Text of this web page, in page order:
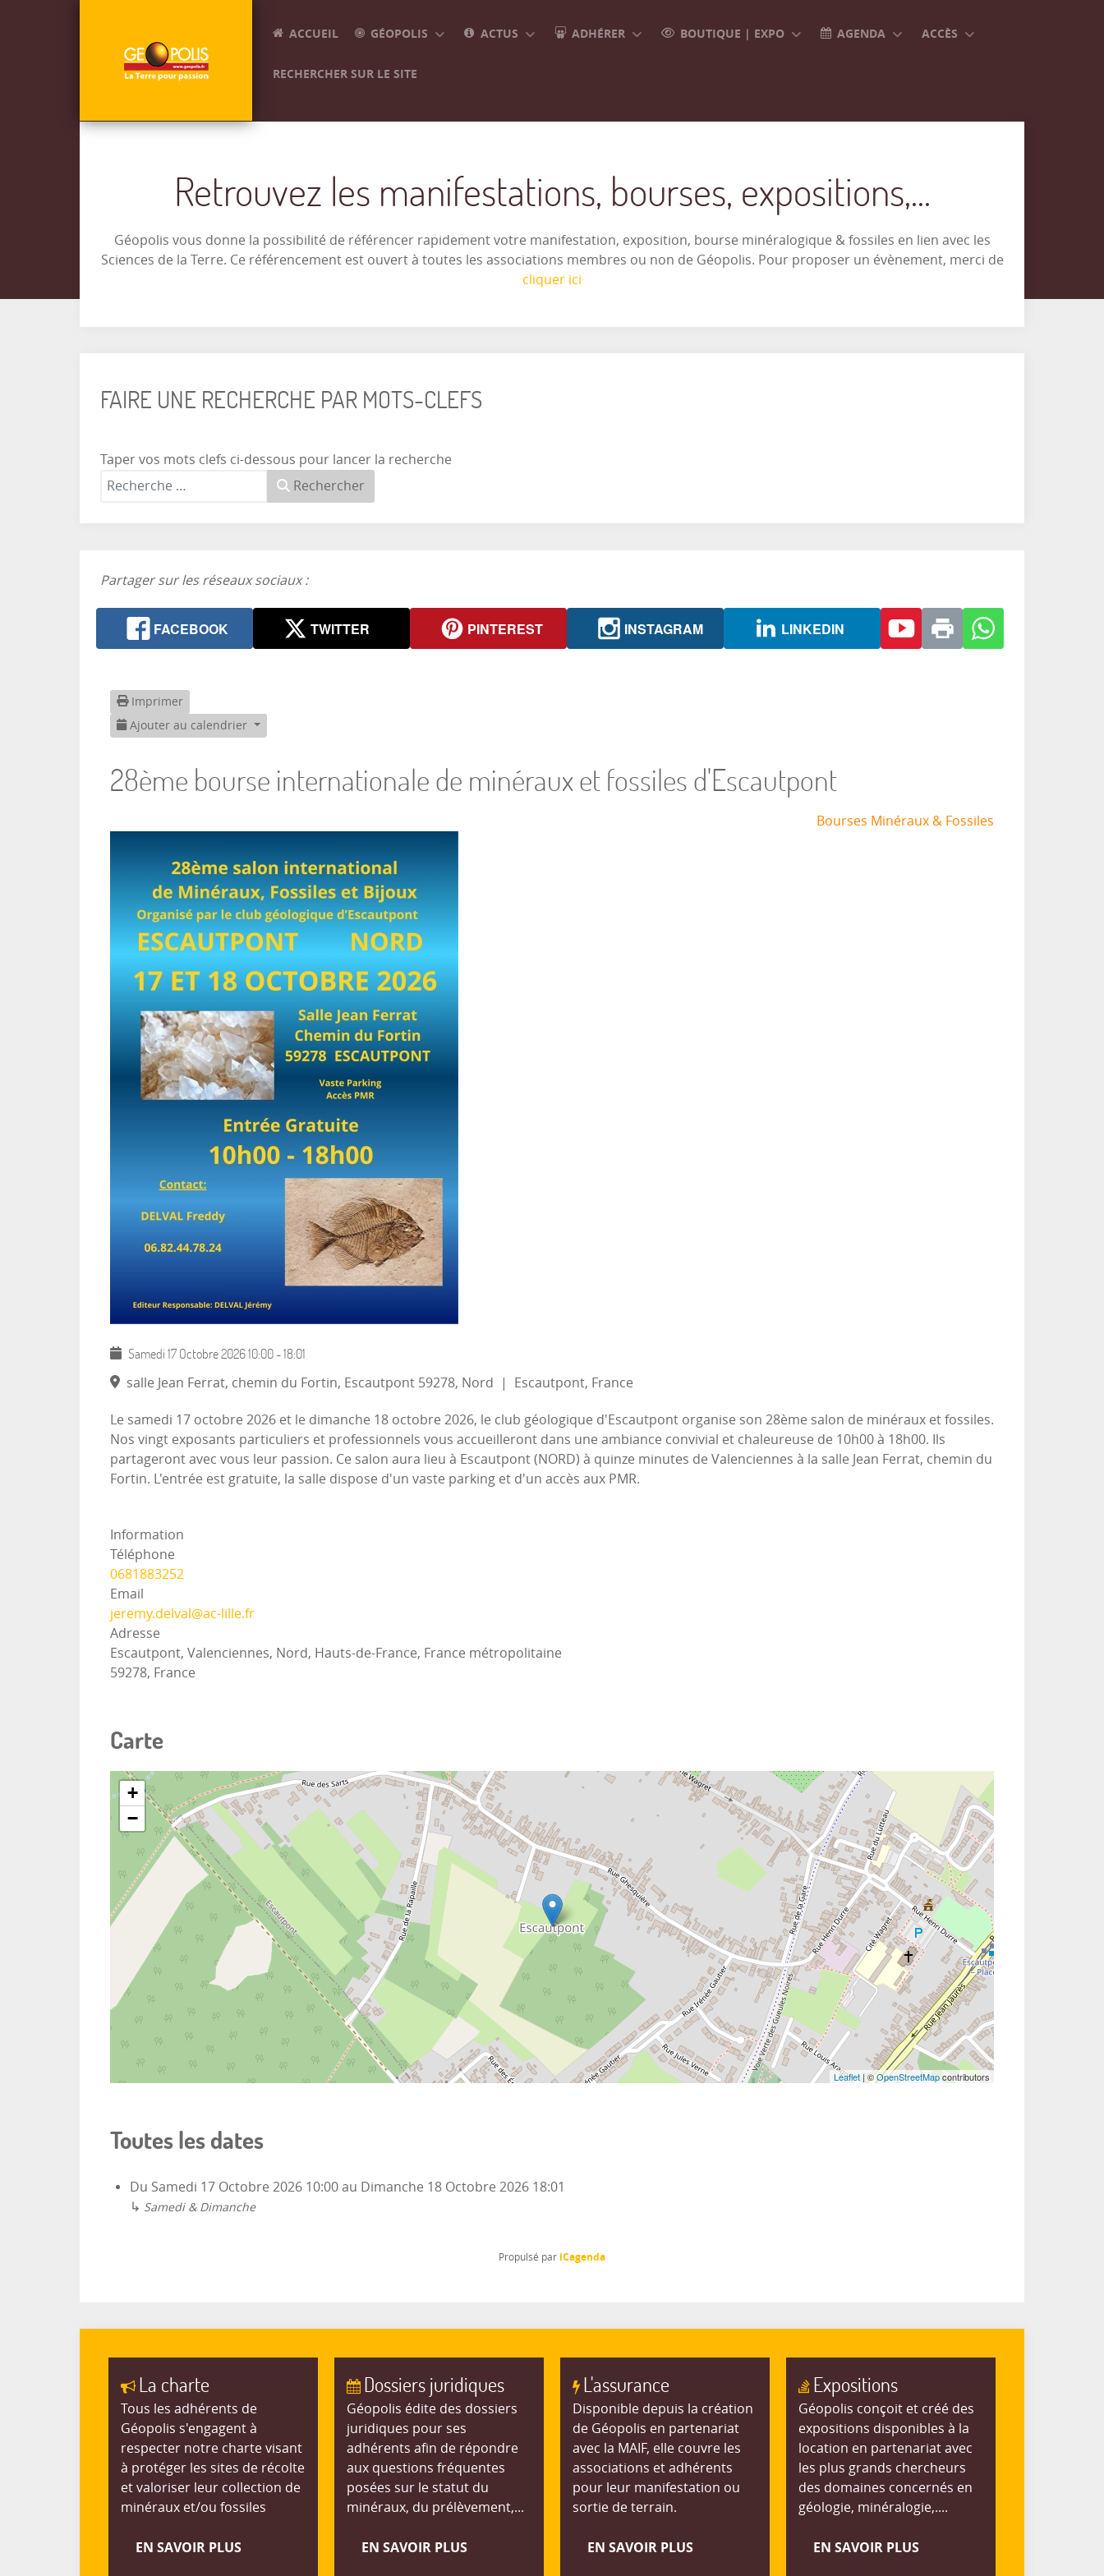
ACCUEIL GÉOPOLIS ACTUS ADHÉRER BOUTIQUE | EXPO AGENDA ACCÈS
RECHERCHER SUR LE SITE
Retrouvez les manifestations, bourses, expositions,...
Géopolis vous donne la possibilité de référencer rapidement votre manifestation, exposition, bourse minéralogique & fossiles en lien avec les
Sciences de la Terre. Ce référencement est ouvert à toutes les associations membres ou non de Géopolis. Pour proposer un évènement, merci de
cliquer ici
FAIRE UNE RECHERCHE PAR MOTS-CLEFS
Taper vos mots clefs ci-dessous pour lancer la recherche
Rechercher
Partager sur les réseaux sociaux :
FACEBOOK TWITTER PINTEREST INSTAGRAM LINKEDIN
Imprimer
Ajouter au calendrier
28ème bourse internationale de minéraux et fossiles d'Escautpont
Bourses Minéraux & Fossiles
Samedi 17 Octobre 202610:00 -18:01
salle Jean Ferrat, chemin du Fortin, Escautpont 59278, Nord | Escautpont, France
Le samedi 17 octobre 2026 et le dimanche 18 octobre 2026, le club géologique d'Escautpont organise son 28ème salon de minéraux et fossiles.
Nos vingt exposants particuliers et professionnels vous accueilleront dans une ambiance convivial et chaleureuse de 10h00 à 18h00. Ils
partageront avec vous leur passion. Ce salon aura lieu à Escautpont (NORD) à quinze minutes de Valenciennes à la salle Jean Ferrat, chemin du
Fortin. L'entrée est gratuite, la salle dispose d'un vaste parking et d'un accès aux PMR.
Information
Téléphone
0681883252
Email
jeremy.delval@ac-lille.fr
Adresse
Escautpont, Valenciennes, Nord, Hauts-de-France, France métropolitaine
59278, France
Carte
+
−
Leaflet | ©OpenStreetMapcontributors
Toutes les dates
Du Samedi 17 Octobre 2026 10:00 au Dimanche 18 Octobre 2026 18:01
↳ Samedi & Dimanche
Propulsé par iCagenda
La charte
Tous les adhérents de
Géopolis s'engagent à
respecter notre charte visant
à protéger les sites de récolte
et valoriser leur collection de
minéraux et/ou fossiles
EN SAVOIR PLUS
Dossiers juridiques
Géopolis édite des dossiers
juridiques pour ses
adhérents afin de répondre
aux questions fréquentes
posées sur le statut du
minéraux, du prélèvement,...
EN SAVOIR PLUS
L'assurance
Disponible depuis la création
de Géopolis en partenariat
avec la MAIF, elle couvre les
associations et adhérents
pour leur manifestation ou
sortie de terrain.
EN SAVOIR PLUS
Expositions
Géopolis conçoit et créé des
expositions disponibles à la
location en partenariat avec
les plus grands chercheurs
des domaines concernés en
géologie, minéralogie,....
EN SAVOIR PLUS